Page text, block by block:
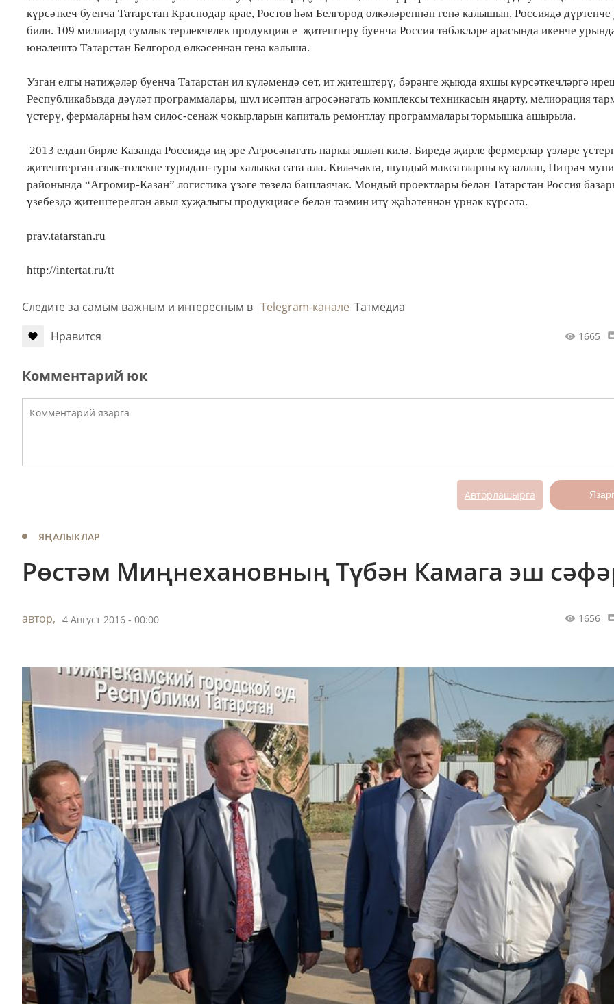
күрсәткеч буенча Татарстан Краснодар крае, Ростов һәм Белгород өлкәләреннән генә калышып, Россиядә
били. 109 миллиард сумлык терлекчелек продукциясе җитештерү буенча Россия төбәкләре арасында икенче
юнәлештә Татарстан Белгород өлкәсеннән генә калыша.
Узган елгы нәтиҗәләр буенча Татарстан ил күләмендә сөт, ит җитештерү, бәрәңге җыюда яхшы күрсәткечләргә
Республикабызда дәүләт программалары, шул исәптән агросәнәгать комплексы техникасын яңарту, мелиорация
үстерү, фермаларны һәм силос-сенаж чокырларын капиталь ремонтлау программалары тормышка ашырыла.
2013 елдан бирле Казанда Россиядә иң эре Агросәнәгать паркы эшләп килә. Биредә җирле фермерлар үзләре
җитештергән азык-төлекне турыдан-туры халыкка сата ала. Киләчәктә, шундый максатларны күзаллап, Питрәч
районында “Агромир-Казан” логистика үзәге төзелә башлаячак. Мондый проектлары белән Татарстан Россия
үзебездә җитештерелгән авыл хуҗалыгы продукциясе белән тәэмин итү җәһәтеннән үрнәк күрсәтә.
prav.tatarstan.ru
http://intertat.ru/tt
Следите за самым важным и интересным в Telegram-канале Татмедиа
Нравится
1665
Комментарий юк
Авторлашырга
ЯҢАЛЫКЛАР
Рөстәм Миңнехановның Түбән Камага эш
автор, 4 Август 2016 - 00:00 1656